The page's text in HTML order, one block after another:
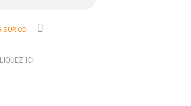
SUR CD
ICI